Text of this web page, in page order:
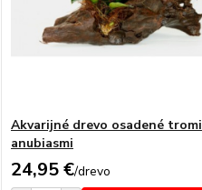
Akvarijné drevo osadené tromi
anubiasmi
24,95 €/drevo